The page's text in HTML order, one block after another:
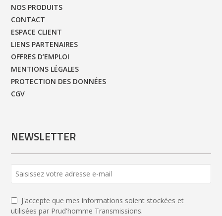
NOS PRODUITS
CONTACT
ESPACE CLIENT
LIENS PARTENAIRES
OFFRES D’EMPLOI
MENTIONS LÉGALES
PROTECTION DES DONNÉES
CGV
NEWSLETTER
J'accepte que mes informations soient stockées et
utilisées par Prud'homme Transmissions.